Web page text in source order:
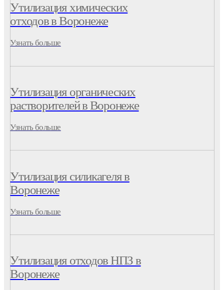
Утилизация химических
отходов в Воронеже
Узнать больше
Утилизация органических
растворителей в Воронеже
Узнать больше
Утилизация силикагеля в
Воронеже
Узнать больше
Утилизация отходов НПЗ в
Воронеже